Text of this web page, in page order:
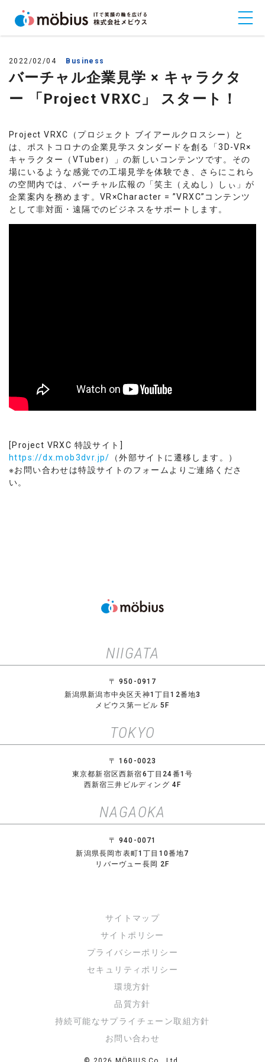
2022/02/04 Business
バーチャル企業見学 × キャラクタ
ー 「Project VRXC」 スタート！
Project VRXC（プロジェクト ブイアールクロスシー）と
は、ポストコロナの企業見学スタンダードを創る「3D-VR×
キャラクター（VTuber）」の新しいコンテンツです。その
場にいるような感覚での工場見学を体験でき、さらにこれら
の空間内では、バーチャル広報の「笑主（えぬし）しぃ」が
企業案内を務めます。VR×Character = ”VRXC”コンテンツ
として非対面・遠隔でのビジネスをサポートします。
[Project VRXC 特設サイト]
https://dx.mob3dvr.jp/
（外部サイトに遷移します。）
※お問い合わせは特設サイトのフォームよりご連絡くださ
い。
NIIGATA
〒 950-0917
新潟県新潟市中央区天神1丁目12番地3
メビウス第一ビル 5F
TOKYO
〒 160-0023
東京都新宿区西新宿6丁目24番1号
西新宿三井ビルディング 4F
NAGAOKA
〒 940-0071
新潟県長岡市表町1丁目10番地7
リバーヴュー長岡 2F
サイトマップ
サイトポリシー
プライバシーポリシー
セキュリティポリシー
環境方針
品質方針
持続可能なサプライチェーン取組方針
お問い合わせ